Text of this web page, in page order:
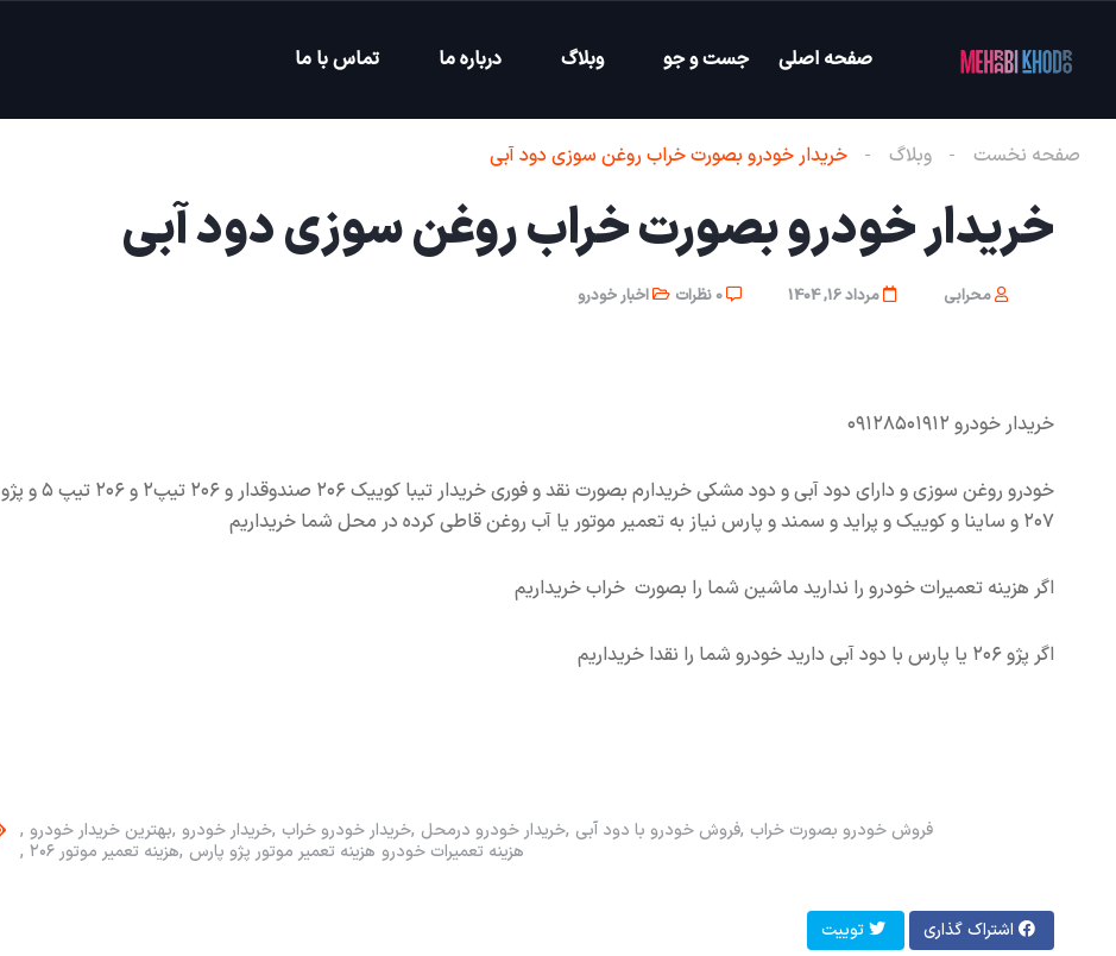
صفحه اصلی جست و جو وبلاگ درباره ما تماس با ما
صفحه نخست وبلاگ خریدار خودرو بصورت خراب روغن سوزی دود آبی
خریدار خودرو بصورت خراب روغن سوزی دود آبی
محرابی مرداد 16, 1404 0 نظرات اخبار خودرو
خریدار خودرو ۰۹۱۲۸۵۰۱۹۱۲
خودرو روغن سوزی و دارای دود آبی و دود مشکی خریدارم بصورت نقد و فوری خریدار تیبا کوییک ۲۰۶ صندوقدار و ۲۰۶ تیپ۲ و ۲۰۶ تیپ ۵ و پژو
۲۰۷ و ساینا و کوییک و پراید و سمند و پارس نیاز به تعمیر موتور یا آب روغن قاطی کرده در محل شما خریداریم
اگر هزینه تعمیرات خودرو را ندارید ماشین شما را بصورت خراب خریداریم
اگر پژو ۲۰۶ یا پارس با دود آبی دارید خودرو شما را نقدا خریداریم
بهترین خریدار خودرو خریدار خودرو خریدار خودرو خراب خریدار خودرو در‌محل فروش خودرو با دود آبی فروش خودرو بصورت خراب
هزینه تعمیر موتور ۲۰۶ هزینه تعمیر موتور پژو پارس هزینه تعمیرات خودرو
اشتراک گذاری توییت